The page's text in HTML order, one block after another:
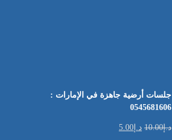
جلسات أرضية جاهزة في الإمارات :
0545681606
د.إ10.00 د.إ 5.00